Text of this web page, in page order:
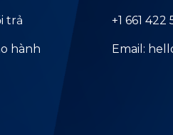
trả
hành
+1 661
Email: